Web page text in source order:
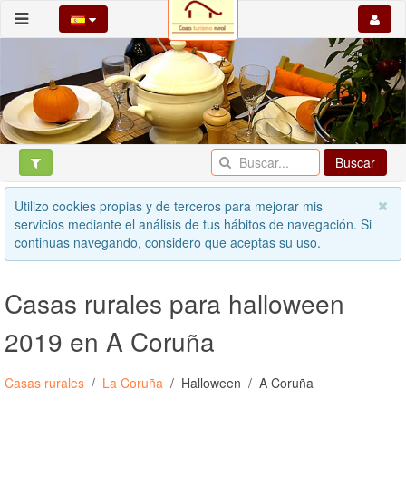
Buscar
Utilizo cookies propias y de terceros para mejorar mis
servicios mediante el análisis de tus hábitos de navegación. Si
continuas navegando, considero que aceptas su uso.
Casas rurales para halloween
2019 en A Coruña
Casas rurales La Coruña Halloween A Coruña